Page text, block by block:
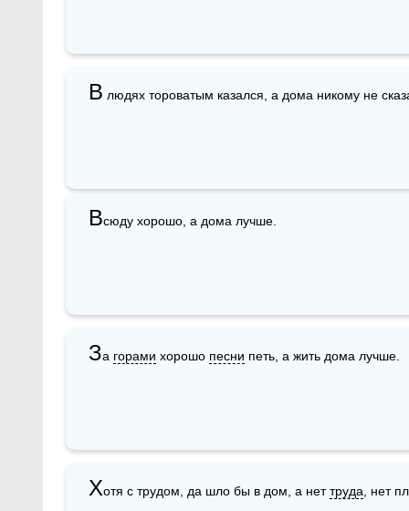
В людях тороватым казался, а дома никому не
Всюду хорошо, а дома лучше.
За горами хорошо песни петь, а жить дома лучше.
Хотя с трудом, да шло бы в дом, а нет труда , нет